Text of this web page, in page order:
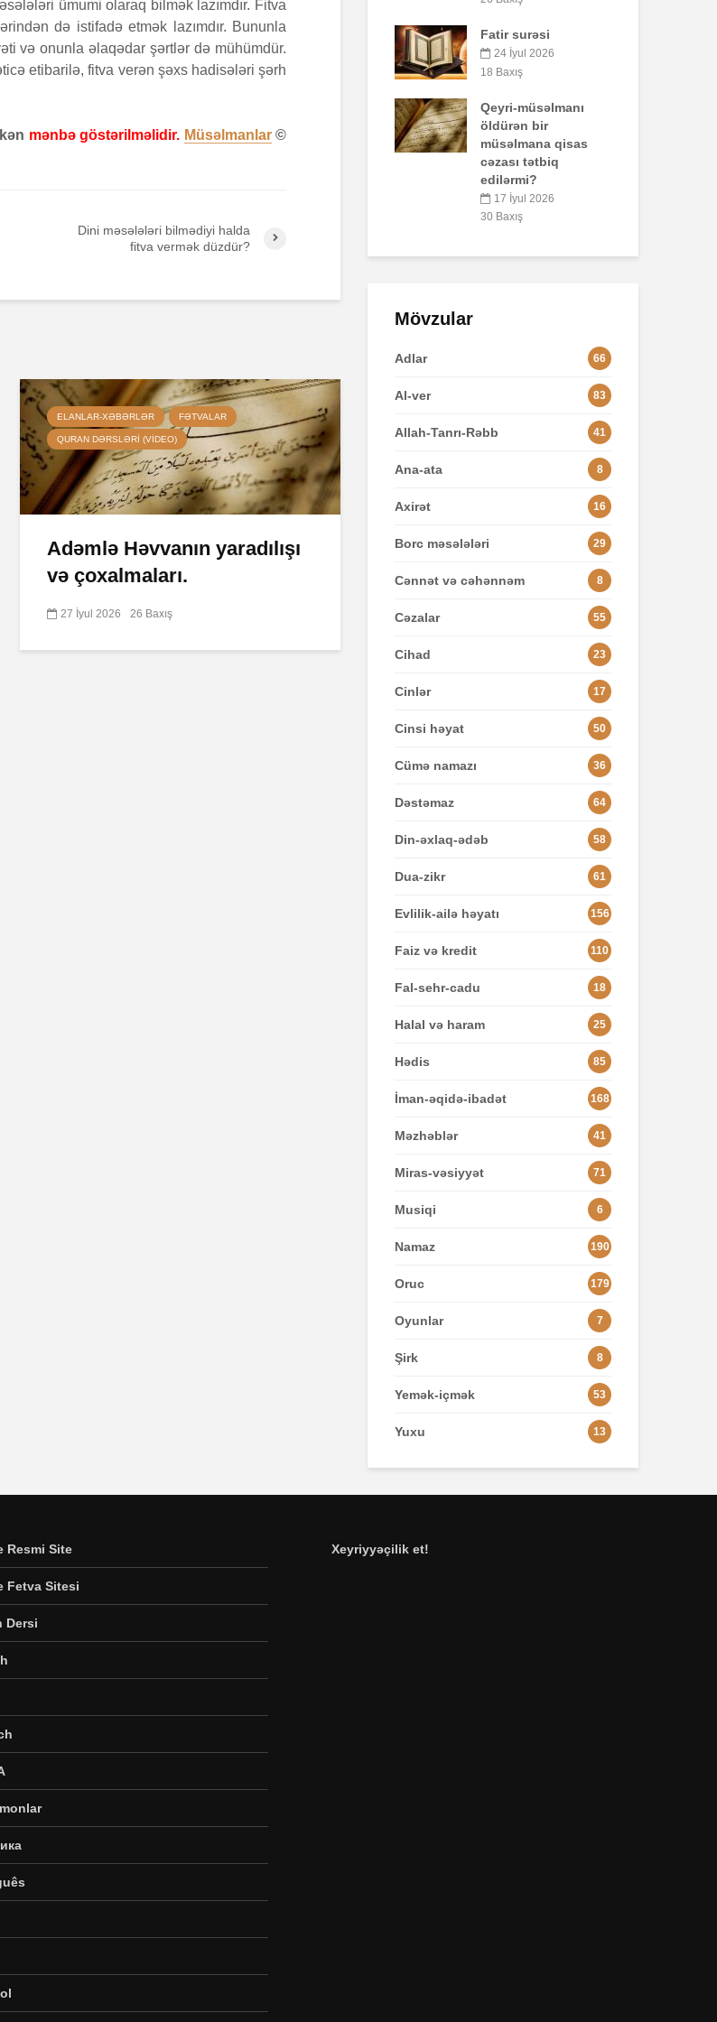
ümumi olaraq bilmək lazımdır. Fitva
də istifadə etmək lazımdır. Bununla
və onunla əlaqədar şərtlər də mühümdür.
etibarilə, fitva verən şəxs hadisələri şərh
mənbə göstərilməlidir. Müsəlmanlar ©
Dini məsələləri bilmədiyi halda
fitva vermək düzdür?
ELANLAR-XƏBƏRLƏR FƏTVALAR
QURAN DƏRSLƏRI (VIDEO)
Adəmlə Həvvanın yaradılışı
və çoxalmaları.
27 İyul 2026 26 Baxış
Bir işə, şirkətə pul
qoyub qazancından
pay almaq faiz
Fatir surəsi
24 İyul 2026
18 Baxış
müsəlmana qisas
Əhzab surəsi
26 İyun 2026
Mövzular
Adlar 66
Al-ver 83
Allah-Tanrı-Rəbb 41
Ana-ata 8
Axirət 16
Borc məsələləri 29
Cənnət və cəhənnəm 8
Cəzalar 55
Cihad 23
Cinlər 17
Cinsi həyat 50
Cümə namazı 36
Dəstəmaz 64
Din-əxlaq-ədəb 58
Dua-zikr 61
Evlilik-ailə həyatı 156
Faiz və kredit 110
Fal-sehr-cadu 18
Halal və haram 25
Hədis 85
İman-əqidə-ibadət 168
Məzhəblər 41
Miras-vəsiyyət 71
Musiqi 6
Namaz 190
Oruc 179
Oyunlar 7
Şirk 8
Yemək-içmək 53
Yuxu 13
Resmi Site
Fetva Sitesi
Dersi
Xeyriyyəçilik et!